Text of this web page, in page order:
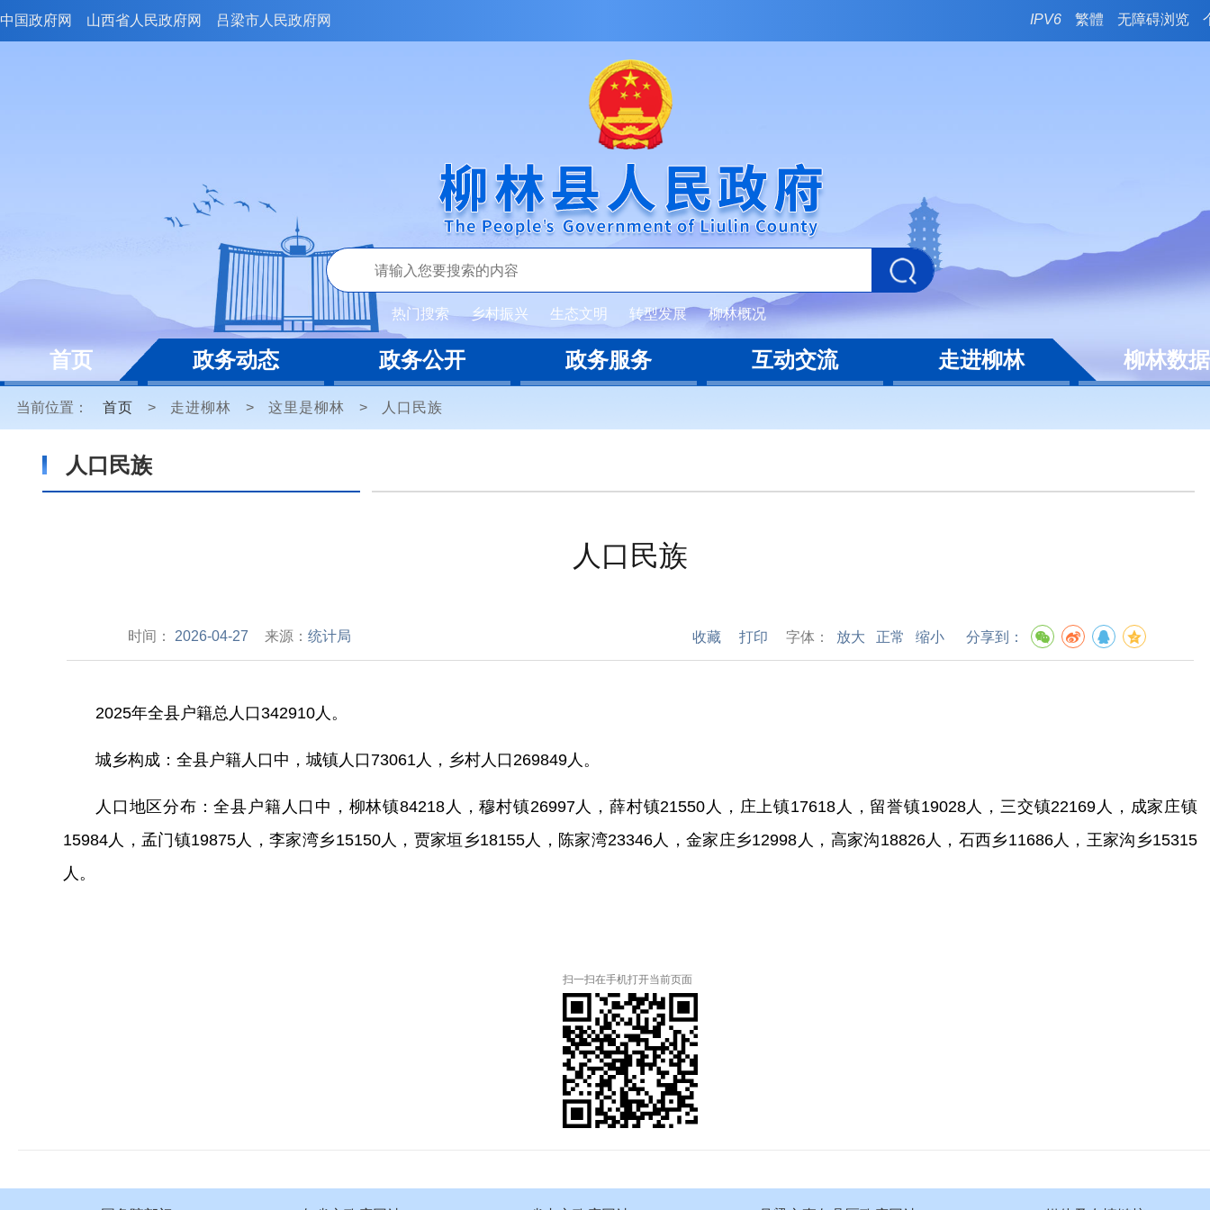
中国政府网 山西省人民政府网 吕梁市人民政府网 IPV6 繁體 无障碍浏览
热门搜索 乡村振兴 生态文明 转型发展 柳林概况
首页 政务动态 政务公开 政务服务 互动交流 走进柳林 柳林数据
当前位置： 首页 > 走进柳林 > 这里是柳林 > 人口民族
人口民族
人口民族
时间： 2026-04-27 来源：统计局 收藏 打印 字体： 放大 正常 缩小 分享到：
2025年全县户籍总人口342910人。
城乡构成：全县户籍人口中，城镇人口 73061人， 乡村人口269849人 。
人口地区分布：全县户籍人口中，柳林镇84218 人，穆村镇26997人，薛村镇21550 人，庄上镇17618 人，留誉镇19028人，三交镇22169 人，成家庄镇
15984人，孟门镇19875人，李家湾乡15150人，贾家垣乡18155人，陈家湾23346人，金家庄乡12998 人，高家沟18826人，石西乡11686人，王家沟乡15315
人。
扫一扫在手机打开当前页面